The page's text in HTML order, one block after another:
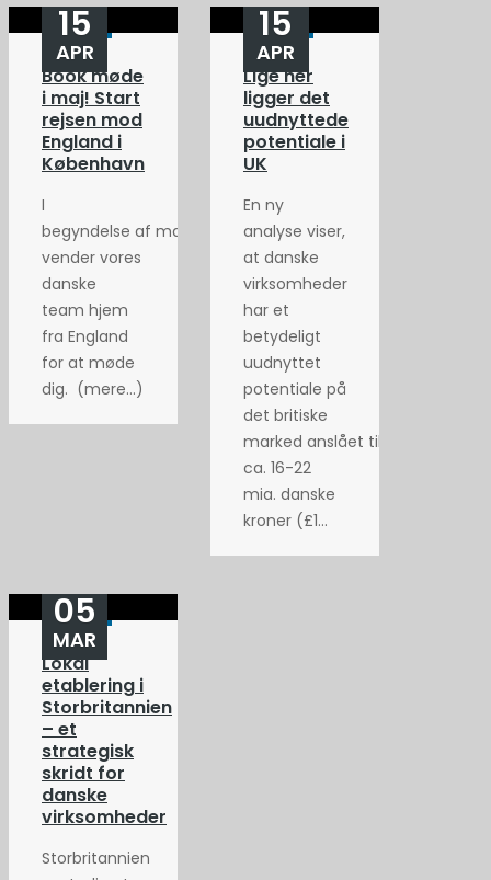
Book møde
i maj! Start
rejsen mod
England i
København
15
APR
I
begyndelse af maj
vender vores
danske
team hjem
fra England
for at møde
dig. (mere…)
Lige her
ligger det
uudnyttede
potentiale i
UK
15
APR
En ny
analyse viser,
at danske
virksomheder
har et
betydeligt
uudnyttet
potentiale på
det britiske
marked anslået til
ca. 16-22
mia. danske
kroner (£1...
Lokal
etablering i
Storbritannien
– et
strategisk
skridt for
danske
virksomheder
05
MAR
Storbritannien